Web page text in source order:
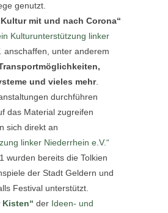
genutzt.
mit und nach Corona“
Kulturunterstützung linker
anschaffen, unter anderem
und vieles mehr.
durchführen
das Material zugreifen
sich direkt an
linker Niederrhein e.V.“
wurden bereits die Tolkien
der Stadt Geldern und
Festival unterstützt.
Kisten“ der Ideen- und